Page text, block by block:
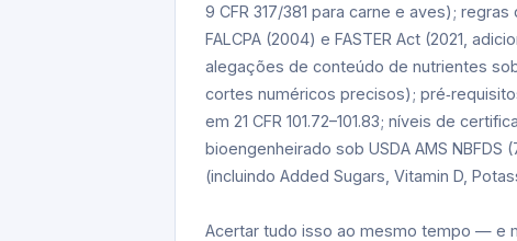
9 CFR 317/381 para carne e aves);
FALCPA (2004) e FASTER Act (2021,
alegações de conteúdo de nutrientes sob
cortes numéricos precisos);
em 21 CFR 101.72–101.83; níveis de
bioengenheirado sob USDA AMS
(incluindo Added Sugars, Vitamin D,
Acertar tudo isso ao mesmo tempo — e